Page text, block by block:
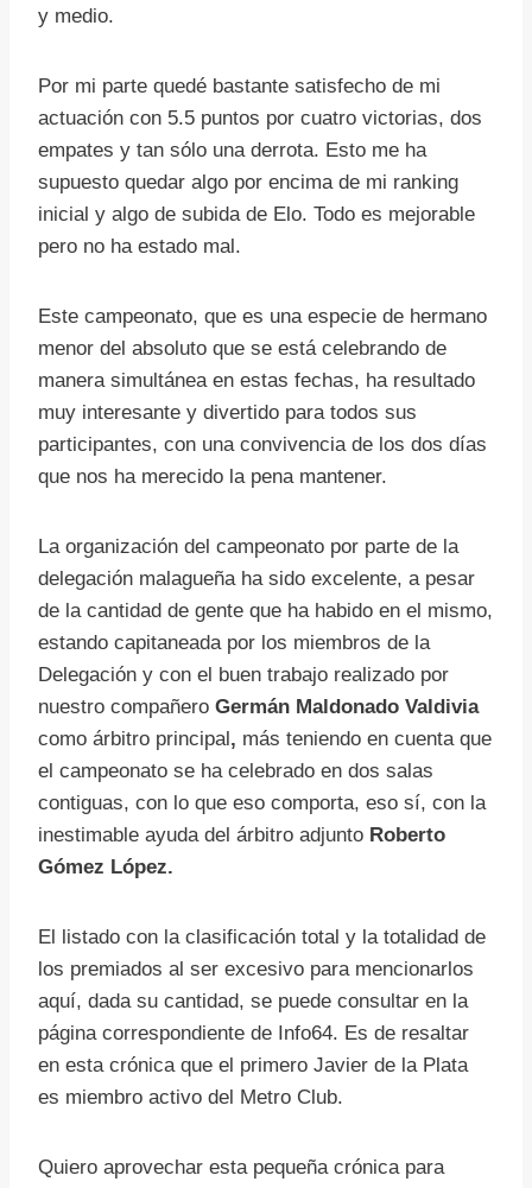
y medio.
Por mi parte quedé bastante satisfecho de mi
actuación con 5.5 puntos por cuatro victorias, dos
empates y tan sólo una derrota. Esto me ha
supuesto quedar algo por encima de mi ranking
inicial y algo de subida de Elo. Todo es mejorable
pero no ha estado mal.
Este campeonato, que es una especie de hermano
menor del absoluto que se está celebrando de
manera simultánea en estas fechas, ha resultado
muy interesante y divertido para todos sus
participantes, con una convivencia de los dos días
que nos ha merecido la pena mantener.
La organización del campeonato por parte de la
delegación malagueña ha sido excelente, a pesar
de la cantidad de gente que ha habido en el mismo,
estando capitaneada por los miembros de la
Delegación y con el buen trabajo realizado por
nuestro compañero Germán Maldonado Valdivia
como árbitro principal, más teniendo en cuenta que
el campeonato se ha celebrado en dos salas
contiguas, con lo que eso comporta, eso sí, con la
inestimable ayuda del árbitro adjunto Roberto
Gómez López.
El listado con la clasificación total y la totalidad de
los premiados al ser excesivo para mencionarlos
aquí, dada su cantidad, se puede consultar en la
página correspondiente de Info64. Es de resaltar
en esta crónica que el primero Javier de la Plata
es miembro activo del Metro Club.
Quiero aprovechar esta pequeña crónica para